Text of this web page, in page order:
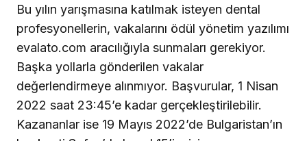
Bu yılın yarışmasına katılmak isteyen dental
profesyonellerin, vakalarını ödül yönetim yazılımı
evalato.com aracılığıyla sunmaları gerekiyor.
Başka yollarla gönderilen vakalar
değerlendirmeye alınmıyor. Başvurular, 1 Nisan
2022 saat 23:45’e kadar gerçekleştirilebilir.
Kazananlar ise 19 Mayıs 2022’de Bulgaristan’ın